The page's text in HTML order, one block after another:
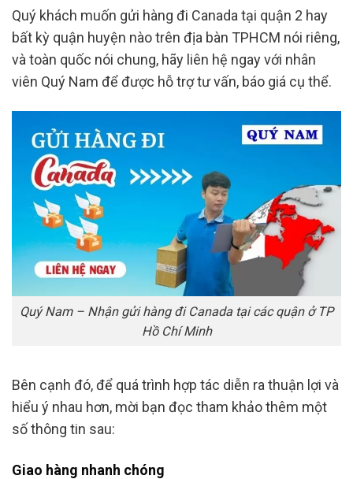
Quý khách muốn gửi hàng đi Canada tại quận 2 hay
bất kỳ quận huyện nào trên địa bàn TPHCM nói riêng,
và toàn quốc nói chung, hãy liên hệ ngay với nhân
viên Quý Nam để được hỗ trợ tư vấn, báo giá cụ thể.
Quý Nam – Nhận gửi hàng đi Canada tại các quận ở TP
Hồ Chí Minh
Bên cạnh đó, để quá trình hợp tác diễn ra thuận lợi và
hiểu ý nhau hơn, mời bạn đọc tham khảo thêm một
số thông tin sau:
Giao hàng nhanh chóng